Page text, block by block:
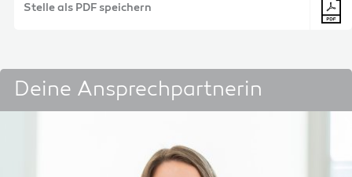
Stelle als PDF speichern
Deine Ansprechpartnerin